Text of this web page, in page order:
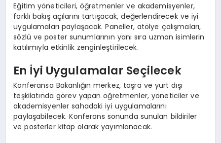
Eğitim yöneticileri, öğretmenler ve akademisyenler,
farklı bakış açılarını tartışacak, değerlendirecek ve iyi
uygulamaları paylaşacak. Paneller, atölye çalışmaları,
sözlü ve poster sunumlarının yanı sıra uzman isimlerin
katılımıyla etkinlik zenginleştirilecek.
En İyi Uygulamalar Seçilecek
Konferansa Bakanlığın merkez, taşra ve yurt dışı
teşkilatında görev yapan öğretmenler, yöneticiler ve
akademisyenler sahadaki iyi uygulamalarını
paylaşabilecek. Konferans sonunda sunulan bildiriler
ve posterler kitap olarak yayımlanacak.